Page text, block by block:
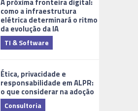
como a infraestrutura
elétrica determinará o ritmo
da evolução da IA
TI & Software
Ética, privacidade e
responsabilidade em ALPR:
o que considerar na adoção
Consultoria